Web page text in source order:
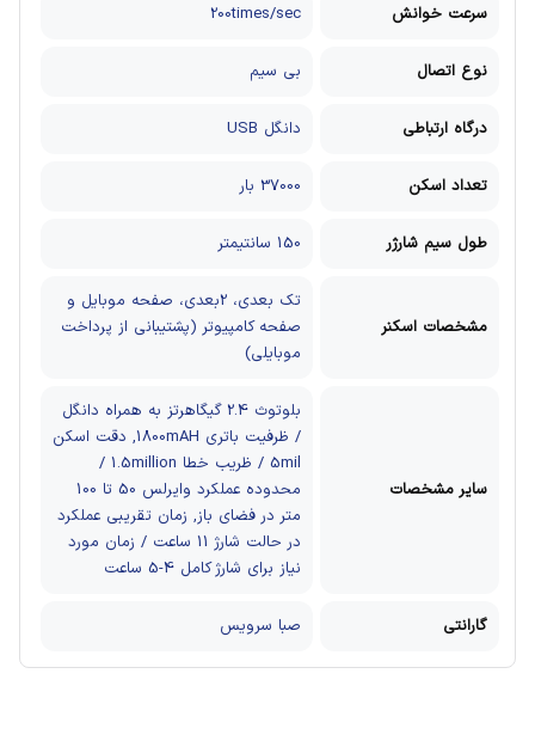
سرعت خوانش 200times/sec
نوع اتصال بی سیم
درگاه ارتباطی دانگل USB
تعداد اسکن 37000 بار
طول سیم شارژر 150 سانتیمتر
مشخصات اسکنر
تک بعدی، 2بعدی، صفحه موبایل و
صفحه کامپیوتر (پشتیبانی از پرداخت
موبایلی)
سایر مشخصات
بلوتوث 2.4 گیگاهرتز به همراه دانگل
/ ظرفیت باتری 1800mAH, دقت اسکن
5mil / ظریب خطا 1.5million /
محدوده عملکرد وایرلس 50 تا 100
متر در فضای باز​, زمان تقریبی عملکرد
در حالت شارژ 11 ساعت / زمان مورد
نیاز برای شارژ کامل 4-5 ساعت
گارانتی صبا سرویس